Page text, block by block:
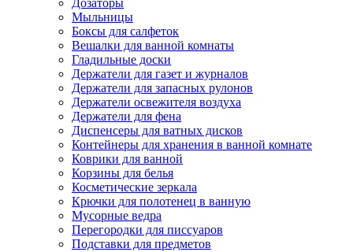
Дозаторы
Мыльницы
Боксы для салфеток
Вешалки для ванной комнаты
Гладильные доски
Держатели для газет и журналов
Держатели для запасных рулонов
Держатели освежителя воздуха
Держатели для фена
Диспенсеры для ватных дисков
Контейнеры для хранения в ванной комнате
Коврики для ванной
Корзины для белья
Косметические зеркала
Крючки для полотенец в ванную
Мусорные ведра
Перегородки для писсуаров
Подставки для предметов